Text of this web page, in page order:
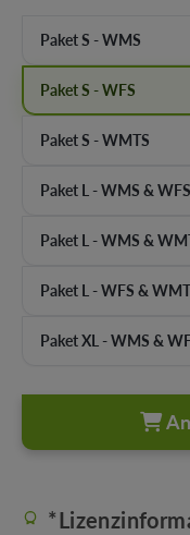
Paket S - WMS
Paket S - WFS
Paket S - WMTS
Paket L - WMS & WFS
Paket L - WMS &
Paket L - WFS &
Paket XL - WMS &